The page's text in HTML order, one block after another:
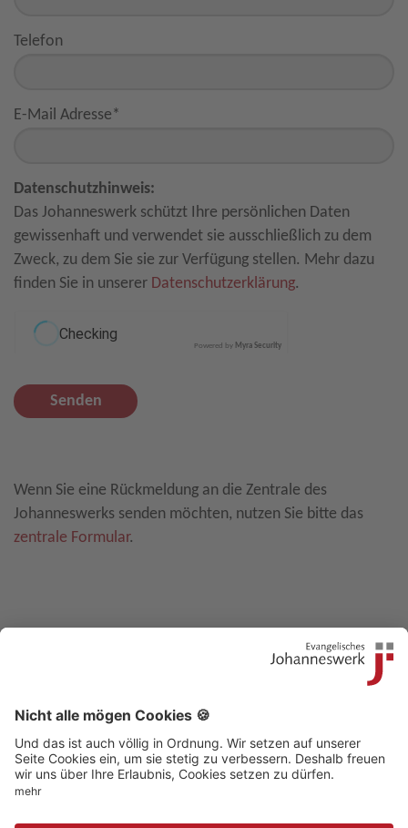
Telefon
E-Mail Adresse*
Datenschutzhinweis:
Das Johanneswerk schützt Ihre persönlichen Daten
gewissenhaft und verwendet sie ausschließlich zu dem
Zweck, zu dem Sie sie zur Verfügung stellen. Mehr dazu
finden Sie in unserer Datenschutzerklärung.
Powered by Myra Security
Senden
Wenn Sie eine Rückmeldung an die Zentrale des
Johanneswerks senden möchten, nutzen Sie bitte das
zentrale Formular.